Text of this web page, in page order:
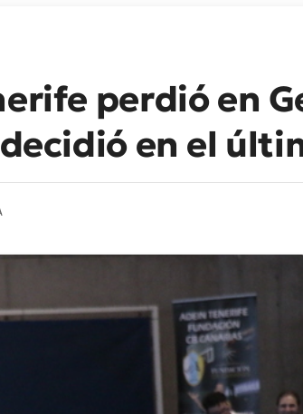
perdió en
en el